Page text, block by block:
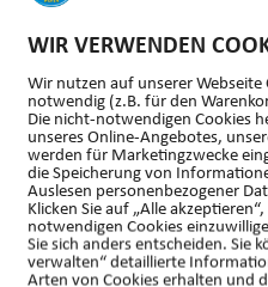
Donnerstag
Montag 20:00
Montag 16:30
Dienstag 17:00
WIR VERWENDEN
Wir nutzen auf unserer Webseite
notwendig (z.B. für den
Die nicht-notwendigen Cookies
unseres Online-Angebotes,
werden für Marketingzwecke
die Speicherung von
Auslesen personenbezogener
Klicken Sie auf „Alle
notwendigen Cookies
Sie sich anders entscheiden. Sie
verwalten“ detaillierte
Arten von Cookies erhalten und